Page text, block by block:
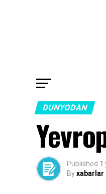
DUNYODAN
Published 1
Byxabarlar